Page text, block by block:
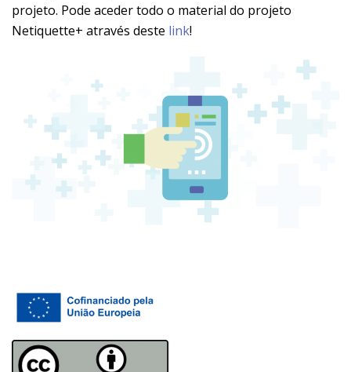
projeto. Pode aceder todo o material do projeto
Netiquette+ através deste link!